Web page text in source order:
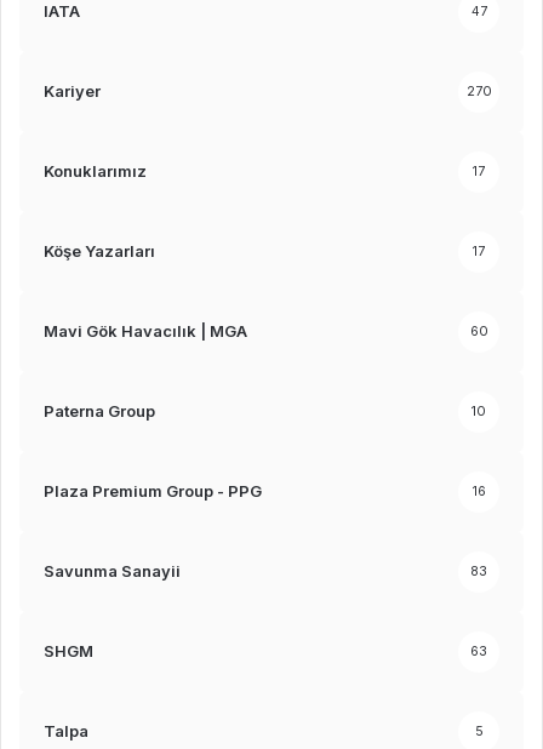
IATA 47
Kariyer 270
Konuklarımız 17
Köşe Yazarları 17
Mavi Gök Havacılık | MGA 60
Paterna Group 10
Plaza Premium Group - PPG 16
Savunma Sanayii 83
SHGM 63
Talpa 5